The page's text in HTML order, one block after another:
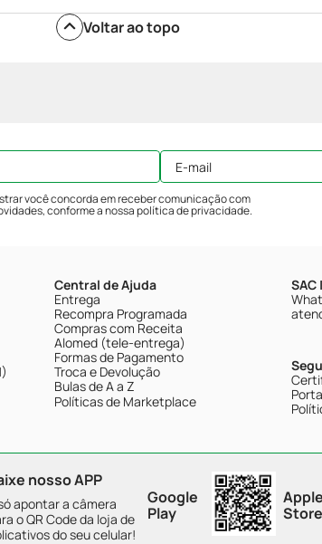
Voltar ao topo
você concorda em receber comunicação com
conforme a nossapolítica de privacidade.
Central de Ajuda
Entrega
Recompra Programada
Compras com Receita
Alomed (tele-entrega)
Formas de Pagamento
Troca e Devolução
Bulas de A a Z
Políticas de Marketplace
SAC
nosso APP
apontar a câmera
o QR Code da loja de
do seu celular!
Google
Play
Apple
Store